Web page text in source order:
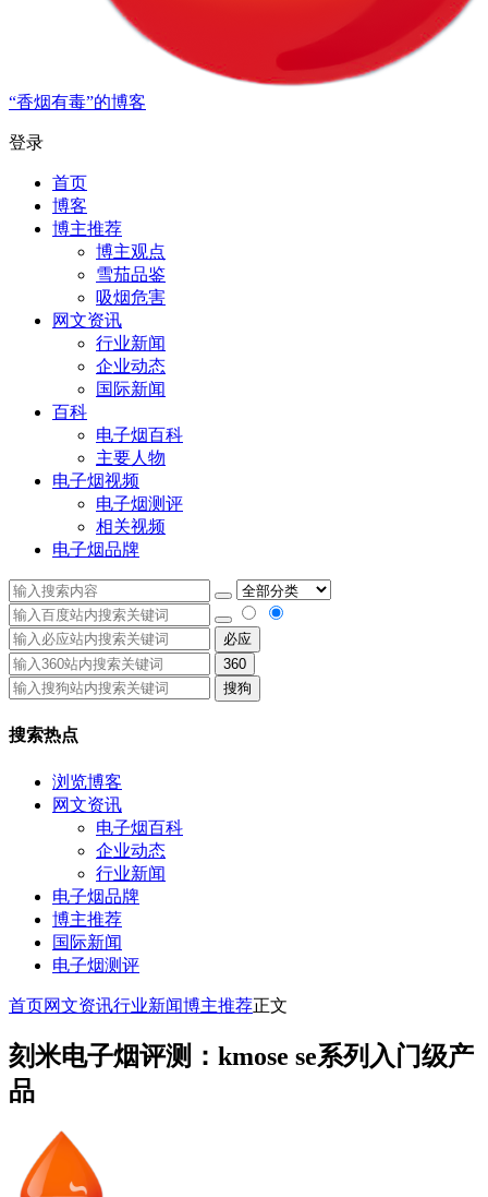
“香烟有毒”的博客
登录
首页
博客
博主推荐
博主观点
雪茄品鉴
吸烟危害
网文资讯
行业新闻
企业动态
国际新闻
百科
电子烟百科
主要人物
电子烟视频
电子烟测评
相关视频
电子烟品牌
必应
360
搜狗
搜索热点
浏览博客
网文资讯
电子烟百科
企业动态
行业新闻
电子烟品牌
博主推荐
国际新闻
电子烟测评
首页网文资讯行业新闻博主推荐正文
刻米电子烟评测：kmose se系列入门级产
品